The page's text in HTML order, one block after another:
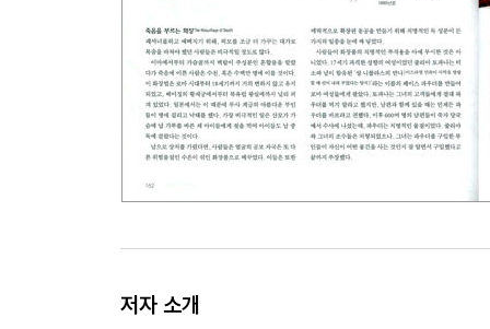
저자 소개